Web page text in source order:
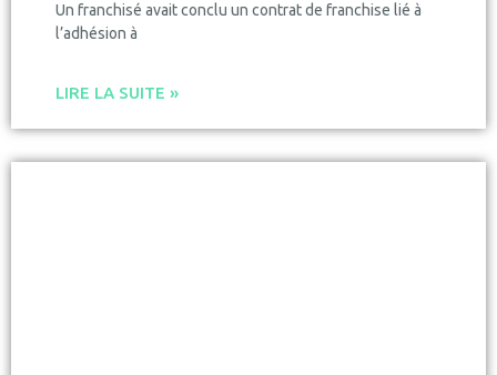
Un franchisé avait conclu un contrat de franchise lié à
l’adhésion à
LIRE LA SUITE »